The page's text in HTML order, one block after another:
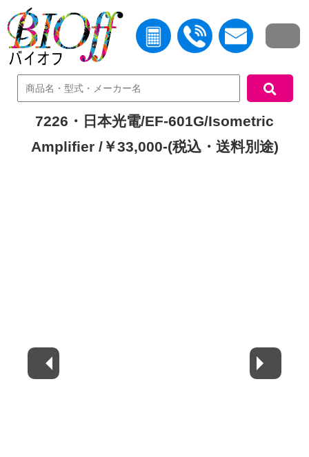
中古機器検索
7226・日本光電/EF-601G/Isometric
Amplifier /￥33,000-(税込・送料別途)